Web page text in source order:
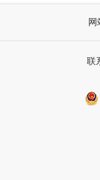
网
联